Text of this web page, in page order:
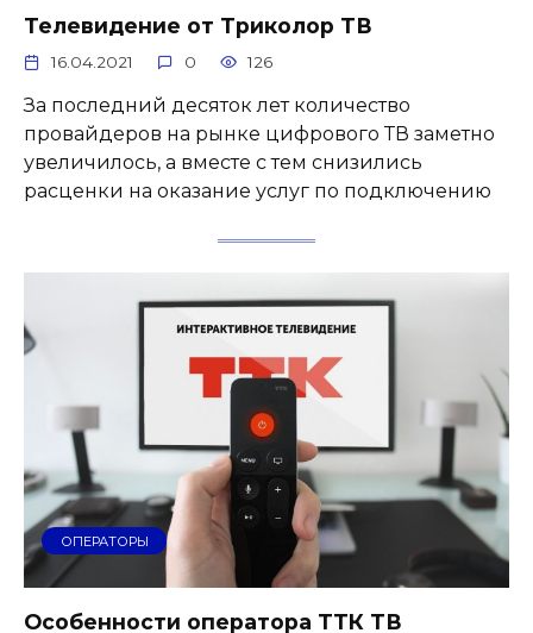
Телевидение от Триколор ТВ
16.04.2021 0 126
За последний десяток лет количество
провайдеров на рынке цифрового ТВ заметно
увеличилось, а вместе с тем снизились
расценки на оказание услуг по подключению
ОПЕРАТОРЫ
Особенности оператора ТТК ТВ